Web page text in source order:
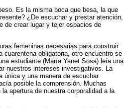
Es la misma boca que besa, la que
¿De escuchar y prestar atención,
de crear lugar y tejer espacios de
femeninas necesarias para construir
cuarentena obligatoria, otro encuentro se
estudiante (María Yanet Sosa) leía una
nuestros intereses investigativos. La
única y una manera de escuchar
posible la comprensión. Muchas
apertura de nuestra corporalidad a la